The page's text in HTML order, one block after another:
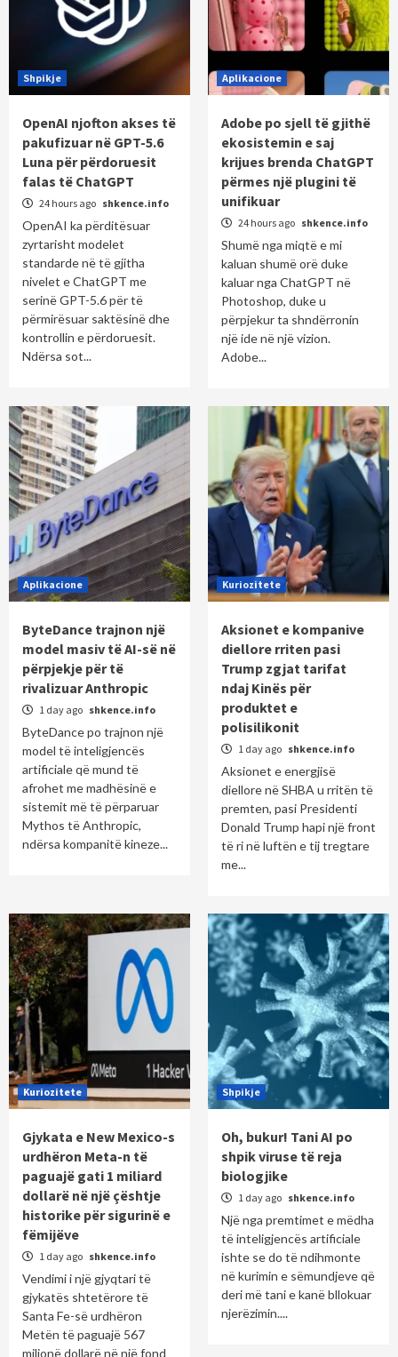
Shpikje
OpenAI njofton akses të
pakufizuar në GPT-5.6
Luna për përdoruesit
falas të ChatGPT
24 hours ago shkence.info
OpenAI ka përditësuar
zyrtarisht modelet
standarde në të gjitha
nivelet e ChatGPT me
serinë GPT-5.6 për të
përmirësuar saktësinë dhe
kontrollin e përdoruesit.
Ndërsa sot...
Aplikacione
Adobe po sjell të gjithë
ekosistemin e saj
krijues brenda ChatGPT
përmes një plugini të
unifikuar
24 hours ago shkence.info
Shumë nga miqtë e mi
kaluan shumë orë duke
kaluar nga ChatGPT në
Photoshop, duke u
përpjekur ta shndërronin
një ide në një vizion.
Adobe...
Aplikacione
ByteDance trajnon një
model masiv të AI-së në
përpjekje për të
rivalizuar Anthropic
1 day ago shkence.info
ByteDance po trajnon një
model të inteligjencës
artificiale që mund të
afrohet me madhësinë e
sistemit më të përparuar
Mythos të Anthropic,
ndërsa kompanitë kineze...
Kuriozitete
Aksionet e kompanive
diellore rriten pasi
Trump zgjat tarifat
ndaj Kinës për
produktet e
polisilikonit
1 day ago shkence.info
Aksionet e energjisë
diellore në SHBA u rritën të
premten, pasi Presidenti
Donald Trump hapi një front
të ri në luftën e tij tregtare
me...
Kuriozitete
Gjykata e New Mexico-s
urdhëron Meta-n të
paguajë gati 1 miliard
dollarë në një çështje
historike për sigurinë e
fëmijëve
1 day ago shkence.info
Vendimi i një gjyqtari të
gjykatës shtetërore të
Santa Fe-së urdhëron
Metën të paguajë 567
milionë dollarë në një fond
Shpikje
Oh, bukur! Tani AI po
shpik viruse të reja
biologjike
1 day ago shkence.info
Një nga premtimet e mëdha
të inteligjencës artificiale
ishte se do të ndihmonte
në kurimin e sëmundjeve që
deri më tani e kanë bllokuar
njerëzimin....